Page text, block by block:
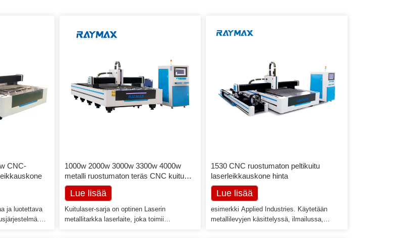
CNC-
ja luotettava
1000w 2000w 3000w 3300w 4000w
metalli ruostumaton teräs CNC kuitu
laserleikkauskone
Lue lisää
Kuitulaser-sarja on optinen Laserin
metallitarkka laserlaite, joka toimii
1530 CNC ruostumaton peltikuitu
laserleikkauskone hinta
Lue lisää
esimerkki Applied Industries. Käytetään
metallilevyjen käsittelyssä, ilmailussa,